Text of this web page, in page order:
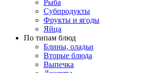
Рыба
Субпродукты
Фрукты и ягоды
Яйца
По типам блюд
Блины, оладьи
Вторые блюда
Выпечка